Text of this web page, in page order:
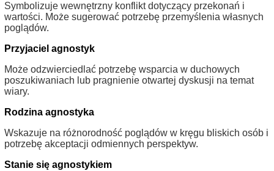
Symbolizuje wewnętrzny konflikt dotyczący przekonań i
wartości. Może sugerować potrzebę przemyślenia własnych
poglądów.
Przyjaciel agnostyk
Może odzwierciedlać potrzebę wsparcia w duchowych
poszukiwaniach lub pragnienie otwartej dyskusji na temat
wiary.
Rodzina agnostyka
Wskazuje na różnorodność poglądów w kręgu bliskich osób i
potrzebę akceptacji odmiennych perspektyw.
Stanie się agnostykiem